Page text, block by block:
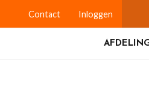
Contact Inloggen